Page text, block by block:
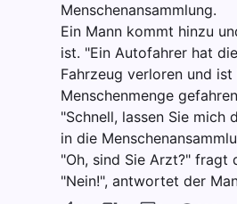
Menschenansammlung.
Ein Mann kommt hinzu
ist. "Ein Autofahrer hat
Fahrzeug verloren und ist
Menschenmenge
"Schnell, lassen Sie mich
in die
"Oh, sind Sie Arzt?" fragt
"Nein!", antwortet der